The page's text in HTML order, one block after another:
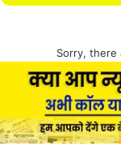
Sorry, there